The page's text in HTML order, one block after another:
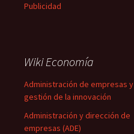
Publicidad
Wiki Economía
Administración de empresas y
gestión de la innovación
Administración y dirección de
empresas (ADE)